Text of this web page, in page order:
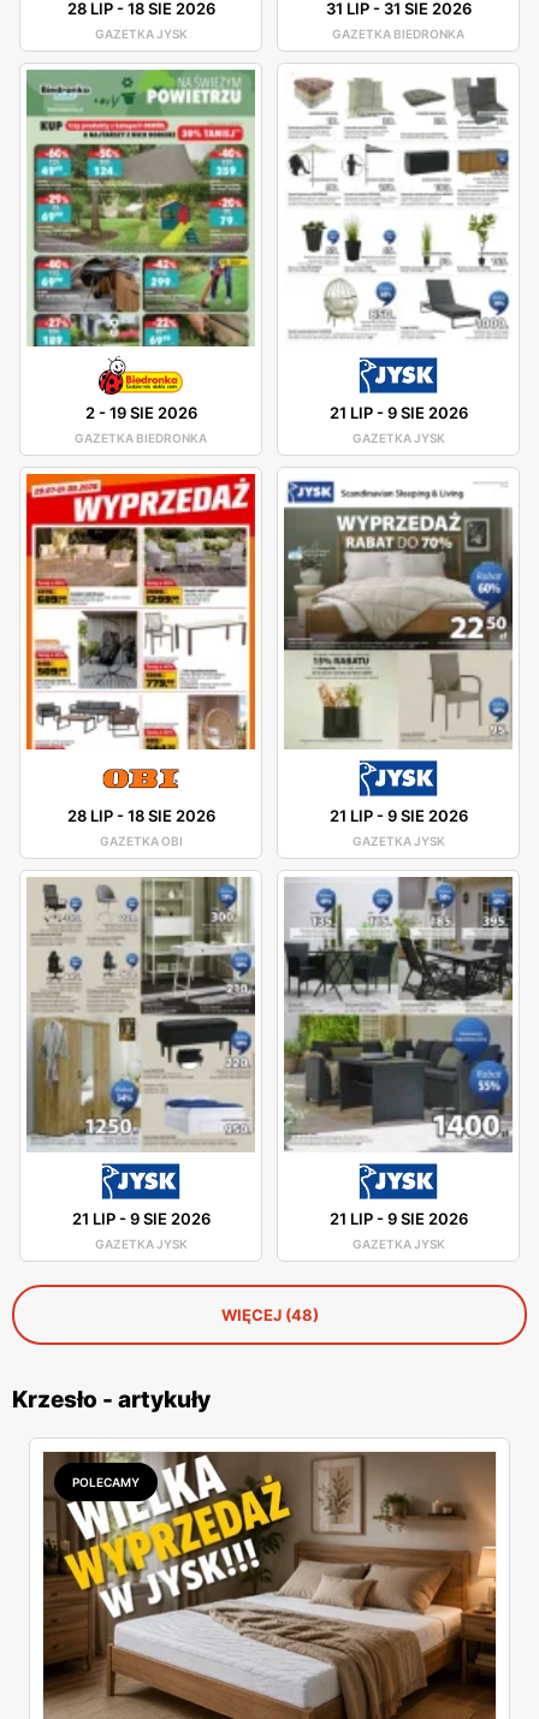
28 LIP-18 SIE 2026
GAZETKA JYSK
31 LIP- 31 SIE 2026
GAZETKA BIEDRONKA
2-19 SIE 2026
GAZETKA BIEDRONKA
21 LIP-9 SIE 2026
GAZETKA JYSK
28 LIP-18 SIE 2026
GAZETKA OBI
21 LIP-9 SIE 2026
GAZETKA JYSK
21 LIP-9 SIE 2026
GAZETKA JYSK
21 LIP-9 SIE 2026
GAZETKA JYSK
WIĘCEJ (48)
Krzesło - artykuły
POLECAMY